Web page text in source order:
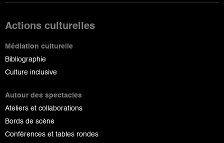
Actions culturelles
Médiation culturelle
Bibliographie
Culture inclusive
Autour des spectacles
Ateliers et collaborations
Bords de scène
Conférences et tables rondes